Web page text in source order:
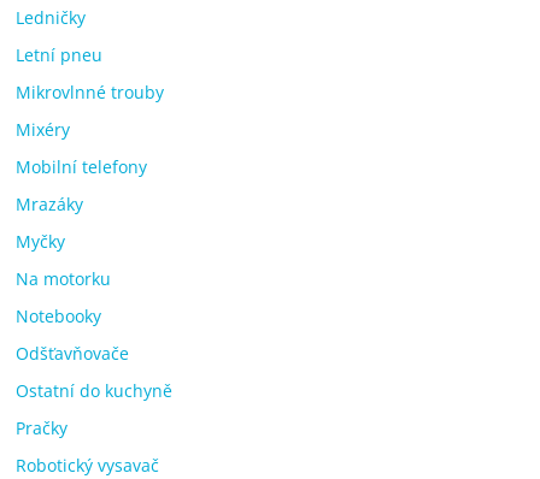
Ledničky
Letní pneu
Mikrovlnné trouby
Mixéry
Mobilní telefony
Mrazáky
Myčky
Na motorku
Notebooky
Odšťavňovače
Ostatní do kuchyně
Pračky
Robotický vysavač